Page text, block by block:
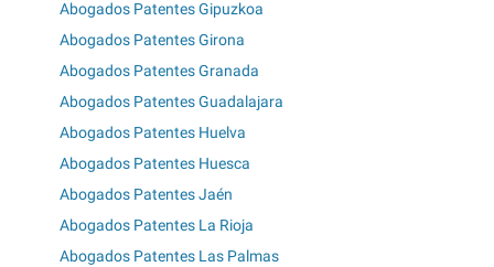
Abogados Patentes Gipuzkoa
Abogados Patentes Girona
Abogados Patentes Granada
Abogados Patentes Guadalajara
Abogados Patentes Huelva
Abogados Patentes Huesca
Abogados Patentes Jaén
Abogados Patentes La Rioja
Abogados Patentes Las Palmas